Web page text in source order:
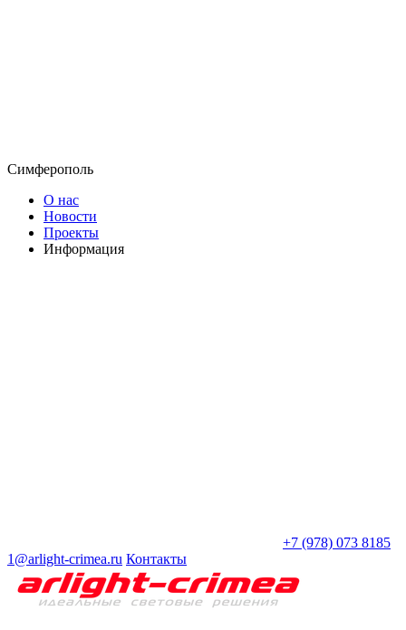
Симферополь
О нас
Новости
Проекты
Информация
+7 (978) 073 8185
1@arlight-crimea.ru Контакты